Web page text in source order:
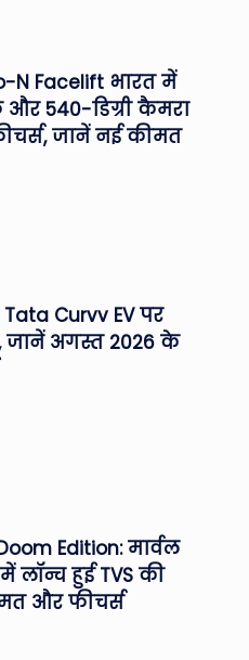
N Facelift भारत में
540-डिग्री कैमरा
जानें नई कीमत
Curvv EV पर
जानें अगस्त 2026 के
Edition: मार्वल
हुई TVS की
और फीचर्स